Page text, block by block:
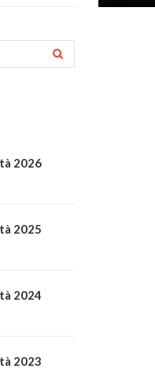
2026
2025
2024
2023